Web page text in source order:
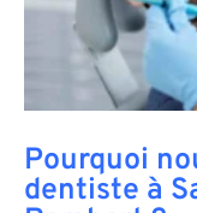
Pourquoi
dentiste à